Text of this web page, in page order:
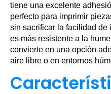
tiene una excelente
perfecto para imprimir
sin sacrificar la facilidad de
es más resistente a la
convierte en una opción
aire libre o en entornos